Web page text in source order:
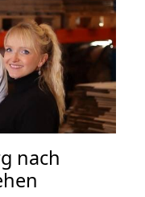
nach